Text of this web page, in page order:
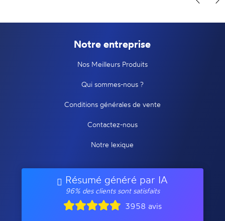
Notre entreprise
Nos Meilleurs Produits
Qui sommes-nous ?
Conditions générales de vente
Contactez-nous
Notre lexique
Résumé généré par IA
96% des clients sont satisfaits
3958 avis